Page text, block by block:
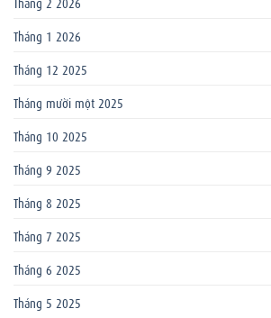
Tháng 1 2026
Tháng 12 2025
Tháng mười một 2025
Tháng 10 2025
Tháng 9 2025
Tháng 8 2025
Tháng 7 2025
Tháng 6 2025
Tháng 5 2025